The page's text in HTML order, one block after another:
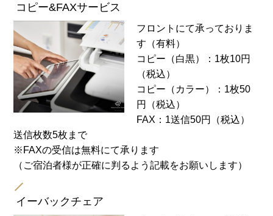
コピー&FAXサービス
フロントにて承っておりま
す（有料）
コピー（白黒）：1枚10円
（税込）
コピー（カラー）：1枚50
円（税込）
FAX：1送信50円（税込）
送信枚数5枚まで
※FAXの受信は無料にて承ります
（ご宿泊者様が正確に判るよう記載をお願いします）
イーバックチェア